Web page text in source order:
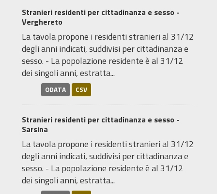
Stranieri residenti per cittadinanza e sesso -
Verghereto
La tavola propone i residenti stranieri al 31/12
degli anni indicati, suddivisi per cittadinanza e
sesso. - La popolazione residente è al 31/12
dei singoli anni, estratta...
ODATA CSV
Stranieri residenti per cittadinanza e sesso -
Sarsina
La tavola propone i residenti stranieri al 31/12
degli anni indicati, suddivisi per cittadinanza e
sesso. - La popolazione residente è al 31/12
dei singoli anni, estratta...